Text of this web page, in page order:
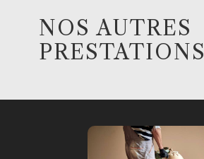
NOS AUTRES
PRESTATIONS